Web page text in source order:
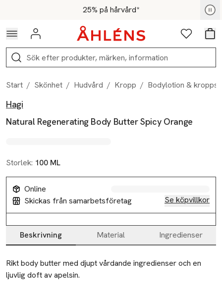
Hoppa till navigationsmenyn25% på hårvård*
För medlemmar - Shoppa nu
Logga in Favoriter
Sök
Start / Skönhet / Hudvård / Kropp / Bodylotion &
Produktbilder
Hoppa över bildspelet
Hagi
Natural Regenerating Body Butter Spicy Orange
Storlek: 100 ML
Online
Skickas från samarbetsföretag
Se köpvillkor
Produktinformation
Beskrivning Material Ingredienser
Beskrivning
Rikt body butter med djupt vårdande ingredienser och en
ljuvlig doft av apelsin.